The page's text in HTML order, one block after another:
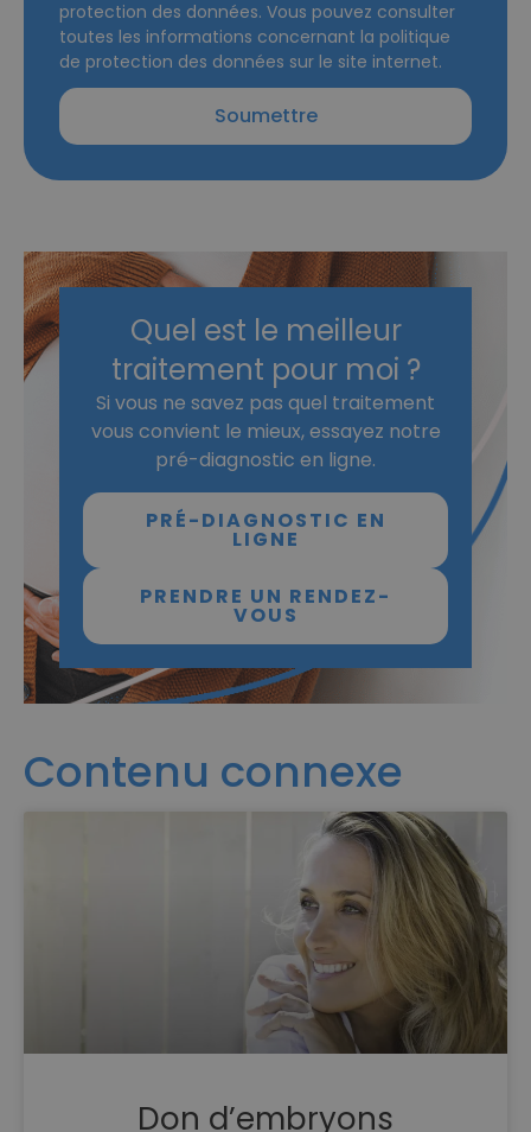
protection des données. Vous pouvez consulter
toutes les informations concernant la politique
de protection des données sur le site internet.
Soumettre
Quel est le meilleur
traitement pour moi ?
Si vous ne savez pas quel traitement
vous convient le mieux, essayez notre
pré-diagnostic en ligne.
PRÉ-DIAGNOSTIC EN
LIGNE
PRENDRE UN RENDEZ-
VOUS
Contenu connexe
Don d’embryons